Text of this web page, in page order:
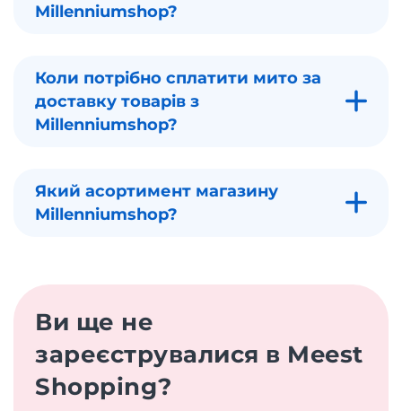
Millenniumshop?
Коли потрібно сплатити мито за
доставку товарів з
Millenniumshop?
Який асортимент магазину
Millenniumshop?
Ви ще не
зареєструвалися в Meest
Shopping?